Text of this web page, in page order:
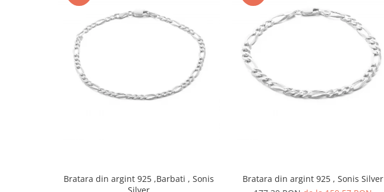
Bratara din argint 925 ,Barbati , Sonis
Bratara din argint 925 , Sonis Silver